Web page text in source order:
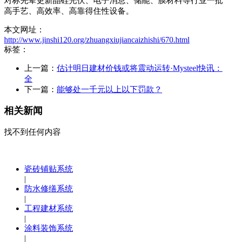
高手艺、高效率、高靠得住性设备。
本文网址：
http://www.jinshi120.org/zhuangxiujiancaizhishi/670.html
标签：
上一篇： 估计明日建材价钱或将震动运转·Mysteel快讯：
全
下一篇： 能够处一千元以上以下罚款？
相关新闻
找不到任何内容
瓷砖铺贴系统
|
防水修缮系统
|
工程建材系统
|
涂料装饰系统
|